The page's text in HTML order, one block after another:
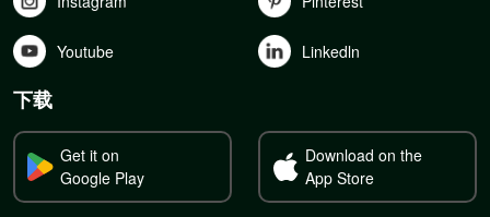
Youtube Linkedln
下载
Get it on
Google Play
Download on the
App Store